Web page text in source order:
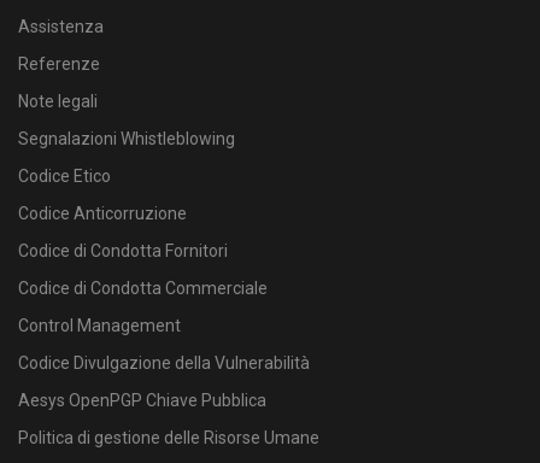
Assistenza
Referenze
Note legali
Segnalazioni Whistleblowing
Codice Etico
Codice Anticorruzione
Codice di Condotta Fornitori
Codice di Condotta Commerciale
Control Management
Codice Divulgazione della Vulnerabilità
Aesys OpenPGP Chiave Pubblica
Politica di gestione delle Risorse Umane